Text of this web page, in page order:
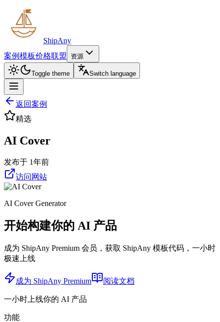
ShipAny
案例模板价格联盟 资源
Toggle theme Switch language
返回案例
精选
AI Cover
发布于 1年前
访问网站
AI Cover Generator
开始构建你的 AI 产品
成为 ShipAny Premium 会员，获取 ShipAny 模板代码，一小时
极速上线
成为 ShipAny Premium 阅读文档
一小时上线你的 AI 产品
功能